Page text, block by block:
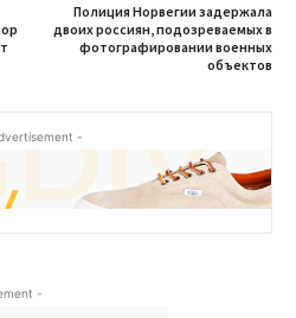
Полиция Норвегии задержала
двоих россиян, подозреваемых в
фотографировании военных
объектов
-
-